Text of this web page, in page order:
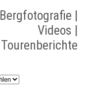
Bergfotografie |
Videos |
Tourenberichte